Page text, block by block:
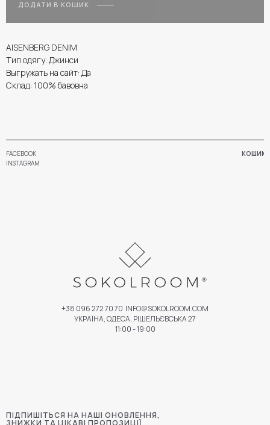
ДОДАТИ В КОШИК
AISENBERG DENIM
Тип одягу: Джинси
Выгружать на сайт: Да
Склад: 100% бавовна
FACEBOOK КОШИК
ПІДПИШІТЬСЯ НА НАШІ ОНОВЛЕННЯ,
+38 096 272 70 70 INFO@SOKOLROOM.COM
УКРАЇНА, ОДЕСА, РІШЕЛЬЄВСЬКА 27
11:00 - 19:00
INSTAGRAM